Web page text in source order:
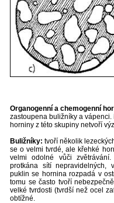
Organogenní a chemogenní
zastoupena buližníky a vápenci.
horniny z této skupiny netvoří
Buližníky: tvoří několik
se o velmi tvrdé, ale křehké
velmi odolné vůči
protkána sítí nepravidelných,
puklin se hornina rozpadá v
tomu se často tvoří
velké tvrdosti (tvrdší než ocel
obtížné.